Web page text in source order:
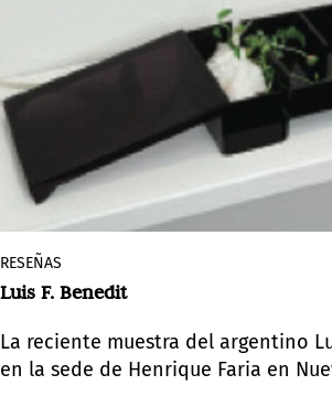
RESEÑAS
Luis F. Benedit
La reciente muestra del argentino
en la sede de Henrique Faria en